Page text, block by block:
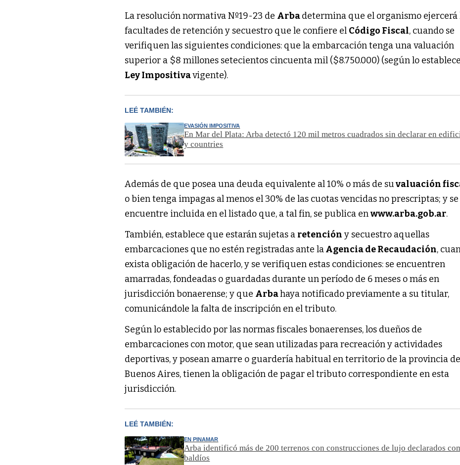
La resolución normativa Nº19-23 de Arbadetermina que el organismo ejercerá
facultades de retención y secuestro que le confiere el Código Fiscal, cuando se
verifiquen las siguientes condiciones: que la embarcación tenga una valuación
superior a $8 millones setecientos cincuenta mil ($8.750.000) (según lo establece
Ley Impositivavigente).
LEÉ TAMBIÉN:
EVASIÓN IMPOSITIVA
En Mar del Plata: Arba detectó 120 mil metros cuadrados sin declarar en
y countries
Además de que posea una deuda equivalente al 10% o más de suvaluación
o bien tenga impagas al menos el 30% de las cuotas vencidas no prescriptas; y se
encuentre incluida en el listado que, a tal fin, se publica enwww.arba.gob.ar.
También, establece que estarán sujetas a retención y secuestro aquellas
embarcaciones que no estén registradas ante laAgencia de Recaudación,
exista obligación de hacerlo, y se verifiquen estas condiciones: se encuentren
amarradas, fondeadas o guardadas durante un período de 6 meses o más en
jurisdicción bonaerense; y que Arbahaya notificado previamente a su titular,
comunicándole la falta de inscripción en el tributo.
Según lo establecido por las normas fiscales bonaerenses, los dueños de
embarcaciones con motor, que sean utilizadas para recreación y actividades
deportivas, y posean amarre o guardería habitual en territorio de la provincia de
Buenos Aires, tienen la obligación de pagar el tributo correspondiente en esta
jurisdicción.
LEÉ TAMBIÉN:
EN PINAMAR
Arba identificó más de 200 terrenos con construcciones de lujo declarados
baldíos